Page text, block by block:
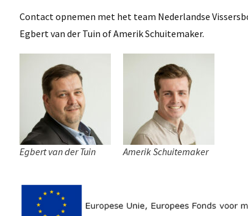
Contact opnemen met het team Nederlandse
Egbert van der Tuin of Amerik Schuitemaker.
Egbert van der Tuin Amerik Schuitemaker